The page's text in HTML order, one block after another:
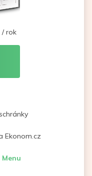
/ rok
Ekonom.cz
Menu